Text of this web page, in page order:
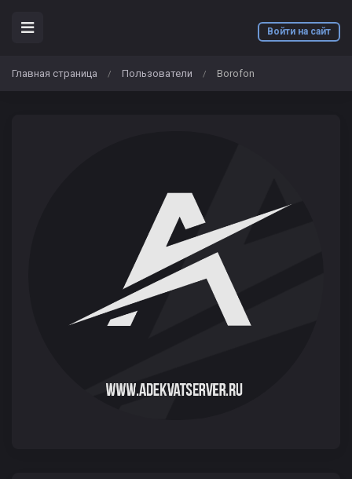
Войти на сайт
Главная страница / Пользователи / Borofon